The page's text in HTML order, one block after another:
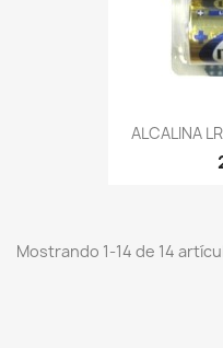
ALCALINA
Mostrando 1-14 de 14